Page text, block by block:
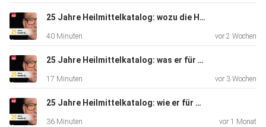
25 Jahre Heilmittelkatalog: wozu die Heilmittel-Richtlinie die Patientenperspektive braucht - Christoph Zamoryn
40 Minuten vor 2 Wochen
25 Jahre Heilmittelkatalog: was er für Patienten, Therapierende und Ärzte verändert hat - Ingrid van Dijk
17 Minuten vor 3 Wochen
25 Jahre Heilmittelkatalog: wie er für die Logopädie in Zukunft entschlackt werden kann - Christiane Sautter-Müller
36 Minuten vor 1 Monat